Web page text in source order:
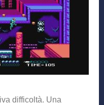
difficoltà. Una